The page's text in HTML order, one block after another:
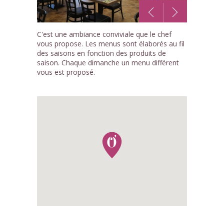
1 /6
C'est une ambiance conviviale que le chef
vous propose. Les menus sont élaborés au fil
des saisons en fonction des produits de
saison. Chaque dimanche un menu différent
vous est proposé.